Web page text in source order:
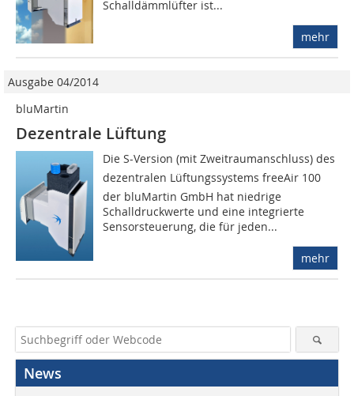
Schalldämmlüfter ist...
mehr
Ausgabe 04/2014
bluMartin
Dezentrale Lüftung
Die S-Version (mit Zweitraum­anschluss) des
dezentralen Lüftungssystems freeAir 100
der bluMartin GmbH hat niedrige
Schalldruckwerte und eine integrierte
Sensorsteuerung, die für jeden...
mehr
News